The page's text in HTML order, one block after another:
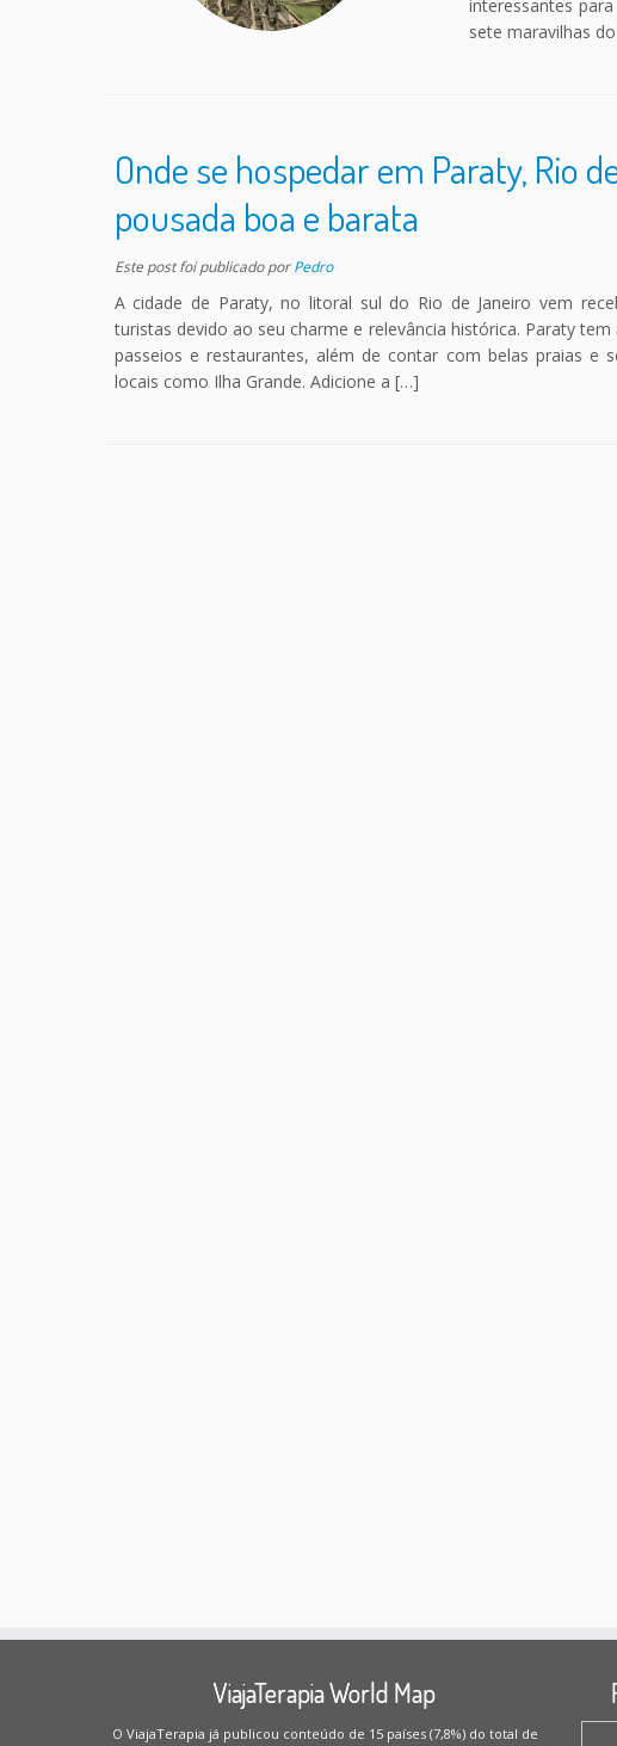
interessantes
sete maravilhas
Onde se hospedar em Paraty, Rio
pousada boa e barata
Este post foi publicadoporPedro
A cidade de Paraty, no litoral sul do Rio de Janeiro vem
turistas devido ao seu charme e relevância histórica. Paraty
passeios e restaurantes, além de contar com belas praias e
locais como Ilha Grande. Adicione a […]
ViajaTerapia World Map
O ViajaTerapia já publicou conteúdo de 15 países (7,8%) do total de